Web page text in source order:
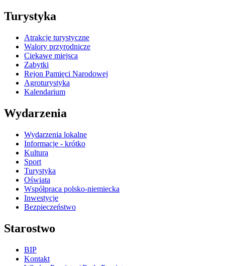
Turystyka
Atrakcje turystyczne
Walory przyrodnicze
Ciekawe miejsca
Zabytki
Rejon Pamięci Narodowej
Agroturystyka
Kalendarium
Wydarzenia
Wydarzenia lokalne
Informacje - krótko
Kultura
Sport
Turystyka
Oświata
Współpraca polsko-niemiecka
Inwestycje
Bezpieczeństwo
Starostwo
BIP
Kontakt